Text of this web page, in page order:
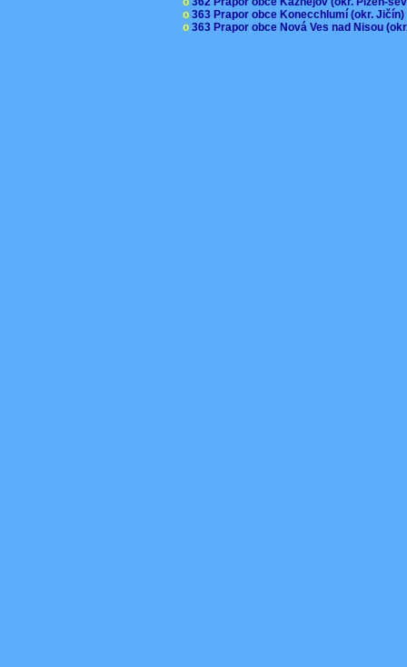
o 363 Prapor obce Konecchlumí (okr.
o 363 Prapor obce Nová Ves nad Nisou